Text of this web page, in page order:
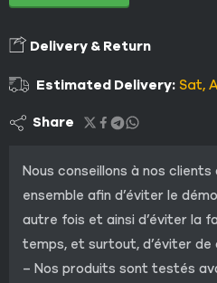
Delivery & Return
Estimated Delivery: Sat,
Share
Nous conseillons à nos clients
ensemble afin d’éviter le
autre fois et ainsi d’éviter la
temps, et surtout, d’éviter de
– Nos produits sont testés